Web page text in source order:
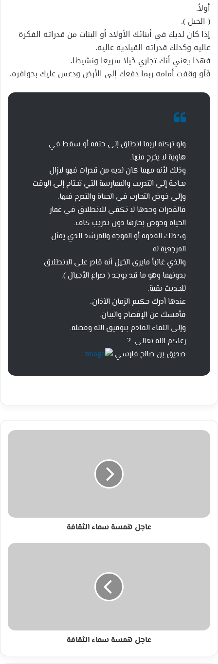
أولاً.
( الخيل ).
إذا كان لديك في أبنائك الأولاد أو البنات من قدراته الفكرة
عالية وكذلك قدراته القيادية عالية.
فهذا يعني أنك تجاري خَيلا سريعا ونشيطا.
فَلَو وقفت أمامه ربما دفعك إلى الأرض ودعس عليك بحوافره.
ولو تركته لربما انطلق إلى حتفه أو سقط في
هاوية لا يخرج منها.
وذلك لأنه مهما كان لديه من قدرات فهو لازال
بحاجة إلى التدريب والممارسة التي تحتاج إلى الوقت
وإلى خوض التجارب في الحياة والتدرج فيها.
فالقدرات وحدها لا تكفي للانطلاق في غمار
الحياة وخوض بحارها دون تدريب كاف.
وكذلك القدوة أو الموجه والمرشد الذي يمثل
المرجعية له.
والذي غالباً مايرى الخيل أنه قادر على الانطلاق
بدونهما وهو ما قد يوجد ( صراع الأجيال ).
للحديث بقية.
عندها أدرك حكيم الزمان الآذان.
فأمسك عن الإفصاح والبيان.
وإلى اللقاء القادم بتوفيق الله وفضله.
رعاكم الله تعالى. ?
صديق بن صالح فارسي.
عاجل
عاجل همسة سماء الثقافة
عاجل
عاجل همسة سماء الثقافة